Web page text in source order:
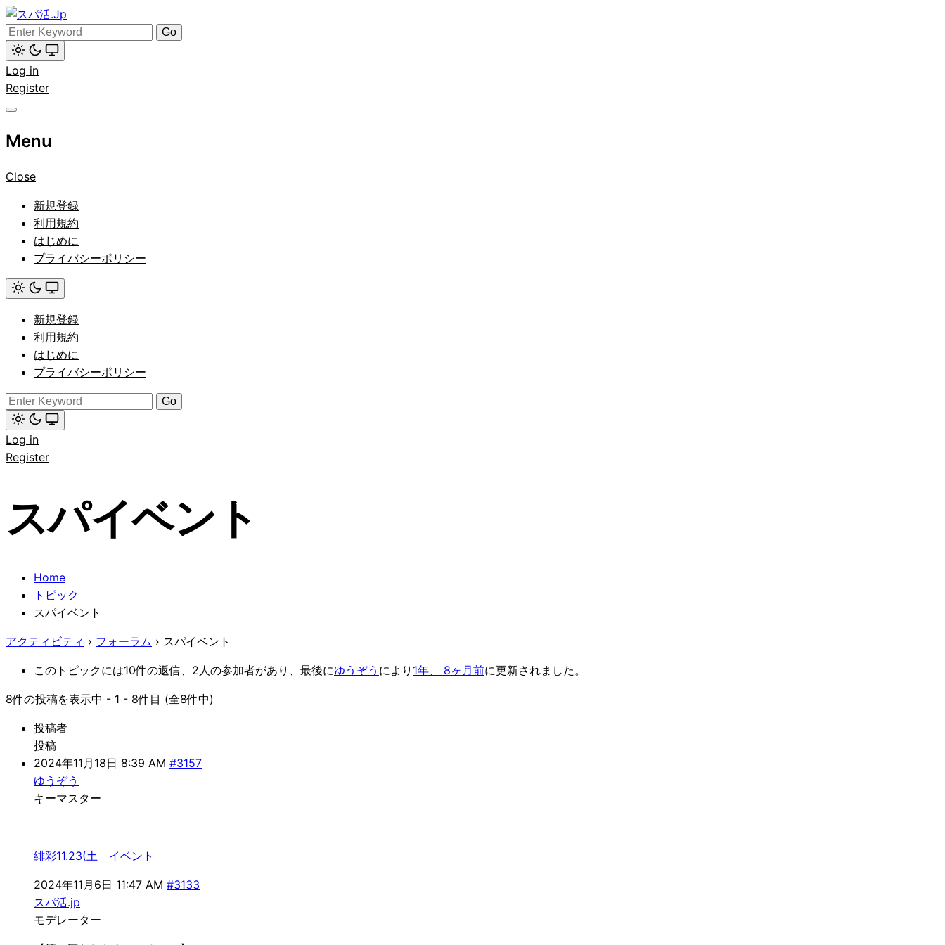
Skip
to
content
スパ活.Jp
Search
for:
Light
mode
(click
to
Log in
Register
Menu
Close
新規登録
利用規約
はじめに
プライバシーポリシー
Light
mode
(click
to
switch
to
dark)
新規登録
利用規約
はじめに
プライバシーポリシー
Search
for:
Light
mode
(click
to
Log in
Register
スパイベント
Home
トピック
スパイベント
アクティビティ › フォーラム › スパイベント
このトピックには10件の返信、2人の参加者があり、最後にゆうぞう により 1年、 8ヶ月前に更新されました。
8件の投稿を表示中 - 1 - 8件目 (全8件中)
投稿者
投稿
2024年11月18日 8:39 AM #3157
ゆうぞう
キーマスター
緋彩11.23(土 イベント
2024年11月6日 11:47 AM #3133
スパ活.jp
モデレーター